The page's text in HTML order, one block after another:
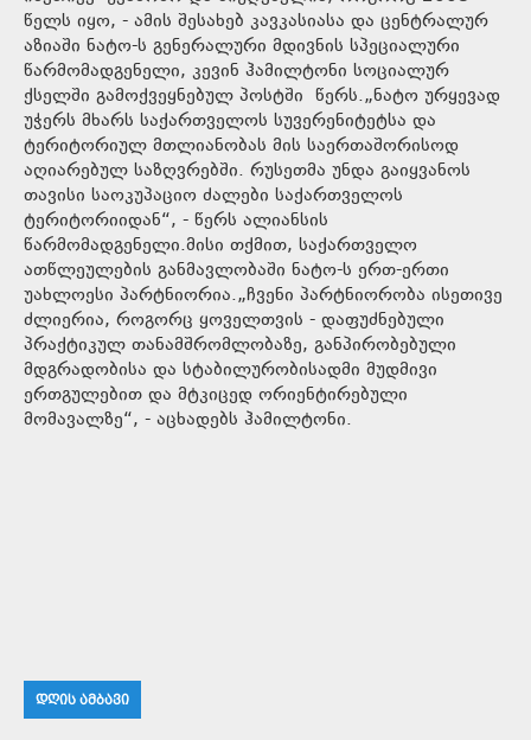
წელს იყო, - ამის შესახებ კავკასიასა და ცენტრალურ
აზიაში ნატო-ს გენერალური მდივნის სპეციალური
წარმომადგენელი, კევინ ჰამილტონი სოციალურ
ქსელში გამოქვეყნებულ პოსტში წერს.„ნატო ურყევად
უჭერს მხარს საქართველოს სუვერენიტეტსა და
ტერიტორიულ მთლიანობას მის საერთაშორისოდ
აღიარებულ საზღვრებში. რუსეთმა უნდა გაიყვანოს
თავისი საოკუპაციო ძალები საქართველოს
ტერიტორიიდან“, - წერს ალიანსის
წარმომადგენელი.მისი თქმით, საქართველო
ათწლეულების განმავლობაში ნატო-ს ერთ-ერთი
უახლოესი პარტნიორია.„ჩვენი პარტნიორობა ისეთივე
ძლიერია, როგორც ყოველთვის - დაფუძნებული
პრაქტიკულ თანამშრომლობაზე, განპირობებული
მდგრადობისა და სტაბილურობისადმი მუდმივი
ერთგულებით და მტკიცედ ორიენტირებული
მომავალზე“, - აცხადებს ჰამილტონი.
ᲓᲦᲘᲡ ᲐᲛᲑᲐᲕᲘ